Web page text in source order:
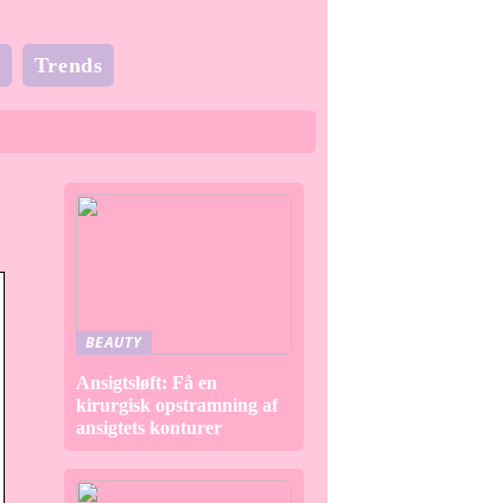
Trends
BEAUTY
Ansigtsløft: Få en
kirurgisk opstramning af
ansigtets konturer